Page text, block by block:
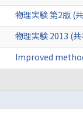
物理実験 第2版 (
物理実験 2013 (
Improved